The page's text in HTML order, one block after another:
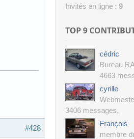
#428
Invités en ligne : 9
TOP 9
cédric
Bureau
4663
cyrille
3406 messages,
François
membre